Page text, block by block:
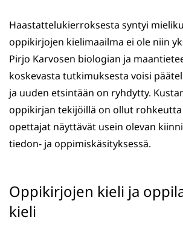
Haastattelukierroksesta syntyi
oppikirjojen kielimaailma ei ole niin
Pirjo Karvosen biologian ja
koskevasta tutkimuksesta voisi
ja uuden etsintään on ryhdytty.
oppikirjan tekijöillä on ollut
opettajat näyttävät usein olevan
tiedon- ja oppimiskäsityksessä.
Oppikirjojen kieli ja
kieli